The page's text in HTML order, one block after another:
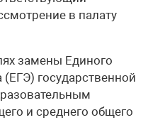
в палату
замены Единого
(ЕГЭ) государственной
и среднего общего